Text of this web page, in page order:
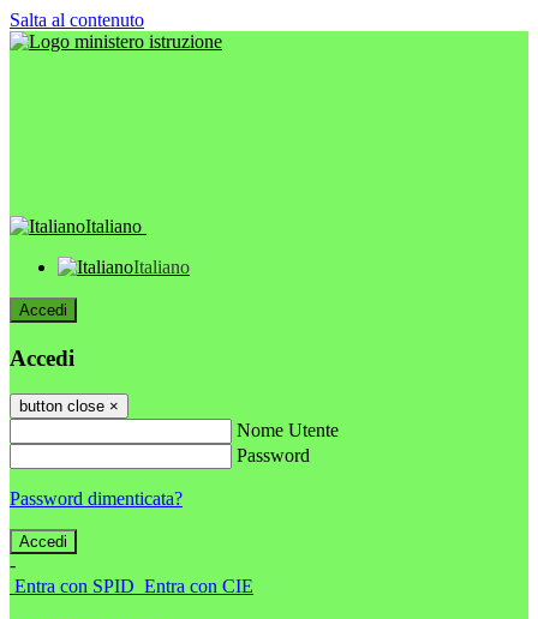
Salta al contenuto
Italiano
Italiano
Accedi
Accedi
button close ×
Nome Utente
Password
Password dimenticata?
-
Entra con SPID Entra con CIE